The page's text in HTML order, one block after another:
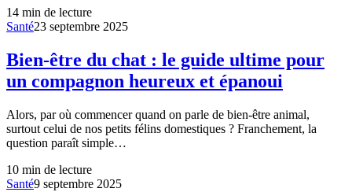
14 min de lecture
Santé23 septembre 2025
Bien-être du chat : le guide ultime pour
un compagnon heureux et épanoui
Alors, par où commencer quand on parle de bien-être animal,
surtout celui de nos petits félins domestiques ? Franchement, la
question paraît simple…
10 min de lecture
Santé9 septembre 2025